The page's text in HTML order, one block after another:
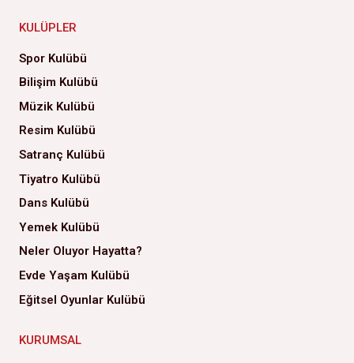
KULÜPLER
Spor Kulübü
Bilişim Kulübü
Müzik Kulübü
Resim Kulübü
Satranç Kulübü
Tiyatro Kulübü
Dans Kulübü
Yemek Kulübü
Neler Oluyor Hayatta?
Evde Yaşam Kulübü
Eğitsel Oyunlar Kulübü
KURUMSAL